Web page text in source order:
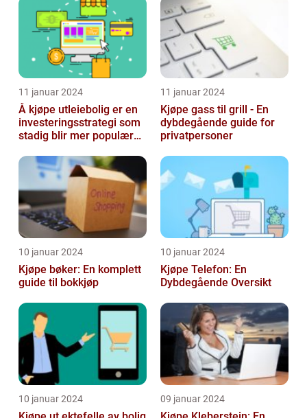
11 januar 2024
Å kjøpe utleiebolig er en
investeringsstrategi som
stadig blir mer populær
11 januar 2024
Kjøpe gass til grill - En
dybdegående guide for
privatpersoner
10 januar 2024
Kjøpe bøker: En komplett
guide til bokkjøp
10 januar 2024
Kjøpe Telefon: En
Dybdegående Oversikt
10 januar 2024 09 januar 2024